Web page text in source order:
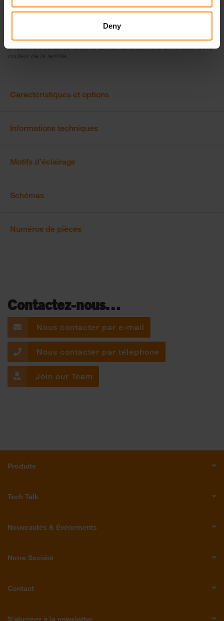
Deny
Tous les produits ne sont pas disponibles sur tous les marchés. Les
spécifications et les conceptions sont amenées à évoluer au fur et à
mesure des améliorations continues. \nToutes les valeurs indiquées sont
des valeurs nominales. Les illustrations ne montrent pas nécessairement
la conception de chaque version et certaines fonctionnalités concernent
uniquement certaines versions. Le flux lumineux varie en fonction de la
couleur de la lentille.
Caractéristiques et options
Informations techniques
Motifs d’éclairage
Schémas
Numéros de pièces
Contactez-nous…
Nous contacter par e-mail
Nous contacter par téléphone
Join our Team
Produits
Tech Talk
Nouveautés & Événements
Notre Société
Contact
S’abonner à la newsletter